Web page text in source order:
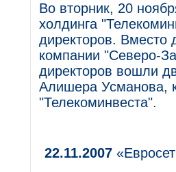
Во вторник, 20
холдинга
директоров. Вместо
компании "Северо-
директоров вошли
Алишера Усманова,
"Телекоминвеста".
22.11.2007